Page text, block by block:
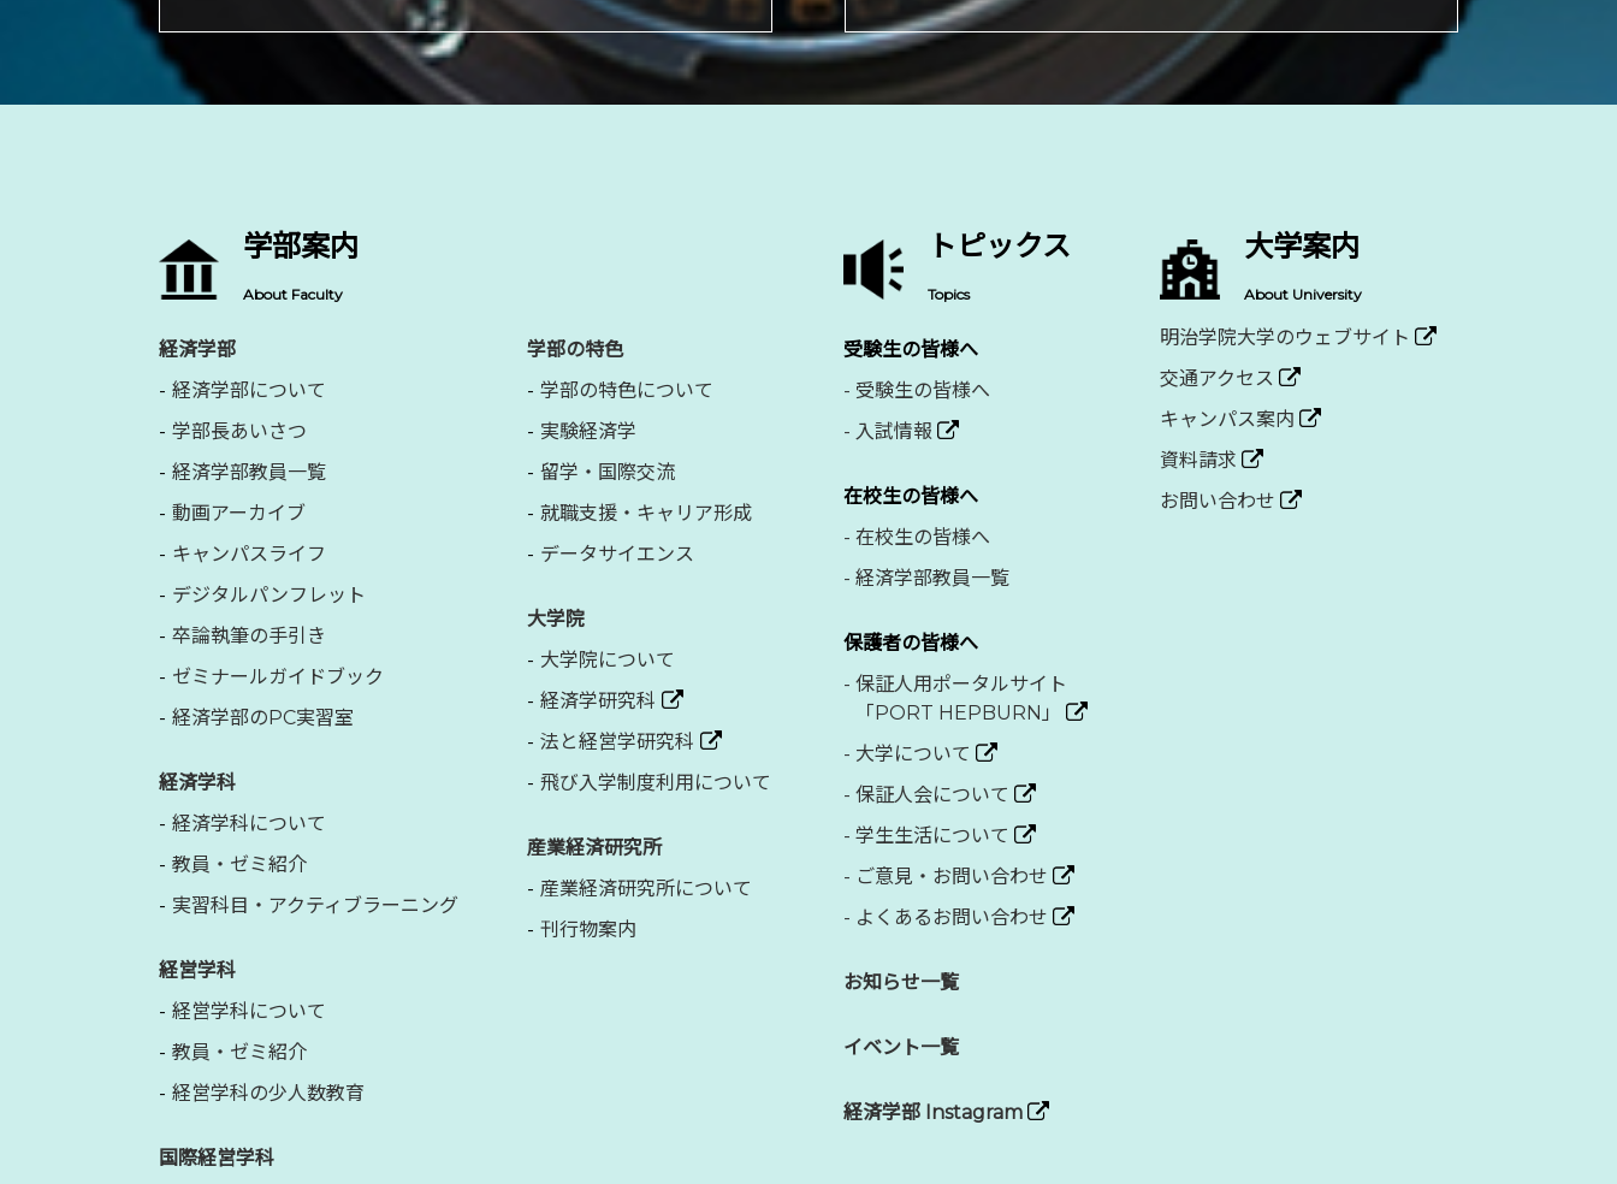
学部案内
About Faculty
経済学部
経済学部について
学部長あいさつ
経済学部教員一覧
動画アーカイブ
キャンパスライフ
デジタルパンフレット
卒論執筆の手引き
ゼミナールガイドブック
経済学部のPC実習室
経済学科
経済学科について
教員・ゼミ紹介
実習科目・アクティブラーニング
経営学科
経営学科について
教員・ゼミ紹介
経営学科の少人数教育
国際経営学科
学部の特色
学部の特色について
実験経済学
留学・国際交流
就職支援・キャリア形成
データサイエンス
大学院
大学院について
経済学研究科
法と経営学研究科
飛び入学制度利用について
産業経済研究所
産業経済研究所について
刊行物案内
トピックス
Topics
受験生の皆様へ
- 受験生の皆様へ
- 入試情報
在校生の皆様へ
- 在校生の皆様へ
- 経済学部教員一覧
保護者の皆様へ
- 保証人用ポータルサイト
「PORT HEPBURN」
- 大学について
- 保証人会について
- 学生生活について
- ご意見・お問い合わせ
- よくあるお問い合わせ
お知らせ一覧
イベント一覧
経済学部 Instagram
大学案内
About University
明治学院大学のウェブサイト
交通アクセス
キャンパス案内
資料請求
お問い合わせ